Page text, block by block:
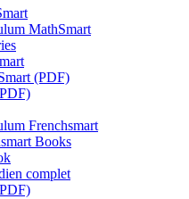
MathSmart
(PDF)
Frenchsmart
Books
complet